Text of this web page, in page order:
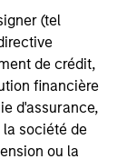
(tel
de crédit,
financière
d'assurance,
société de
ou la